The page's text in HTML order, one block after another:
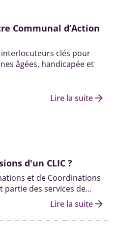
Communal d’Action
interlocuteurs clés pour
âgées, handicapée et
Lire la suitearrow_forward
d'un CLIC ?
et de Coordinations
partie des services de
le département. Ils sont
l'accompagnement des
aidants.
Lire la suitearrow_forward